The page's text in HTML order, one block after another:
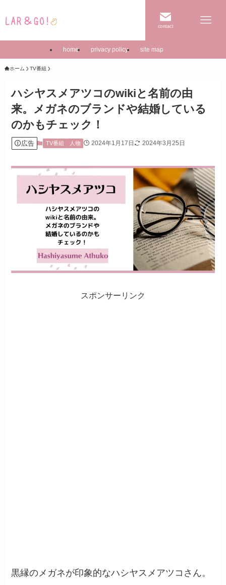
contact
home privacy policy site map
ホーム TV番組
ハシヤスメアツコのwikiと名前の由
来。メガネのブランドや結婚している
のかもチェック！
広告 TV番組 人物 2024年1月17日 2024年3月25日
スポンサーリンク
黒縁のメガネが印象的なハシヤスメアツコさん。